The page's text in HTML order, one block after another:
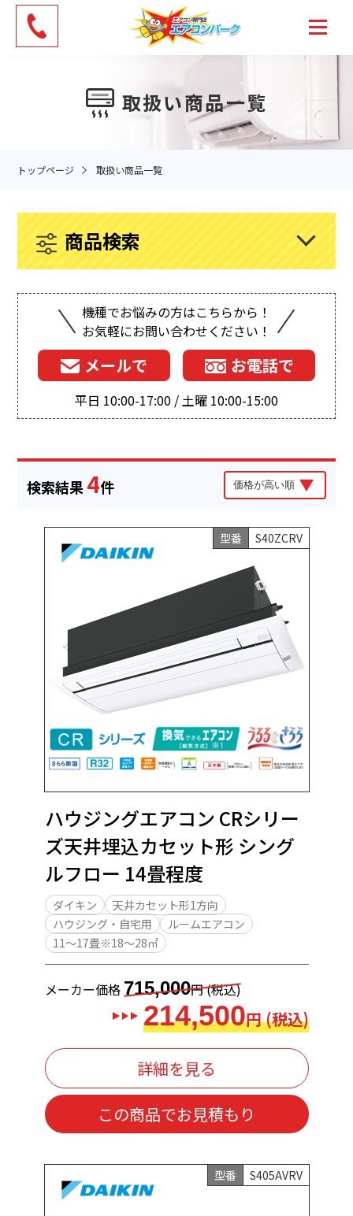
Skip
the
取扱い商品一覧
トップページ 取扱い商品一覧
商品検索
機種でお悩みの方はこちらから！
お気軽にお問い合わせください！
メールで お電話で
平日 10:00-17:00 / 土曜 10:00-15:00
検索結果 4件
型番 S40ZCRV
ハウジングエアコン CRシリー
ズ天井埋込カセット形 シング
ルフロー 14畳程度
ダイキン
天井カセット形1方向
ハウジング・自宅用
ルームエアコン
11～17畳※18～28㎡
メーカー価格 715,000円 (税込)
214,500円 (税込)
詳細を見る
この商品でお見積もり
型番 S405AVRV